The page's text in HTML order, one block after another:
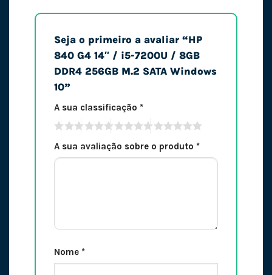
Seja o primeiro a avaliar “HP
840 G4 14″ / i5-7200U / 8GB
DDR4 256GB M.2 SATA Windows
10”
A sua classificação *
A sua avaliação sobre o produto *
Nome *